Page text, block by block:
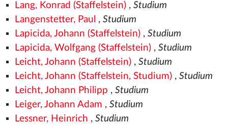
Lang, Konrad (Staffelstein), Studium
Langenstetter, Paul , Studium
Lapicida, Johann (Staffelstein), Studium
Lapicida, Wolfgang (Staffelstein), Studium
Leicht, Johann (Staffelstein), Studium
Leicht, Johann (Staffelstein, Studium), Studium
Leicht, Johann Philipp , Studium
Leiger, Johann Adam , Studium
Lessner, Heinrich , Studium